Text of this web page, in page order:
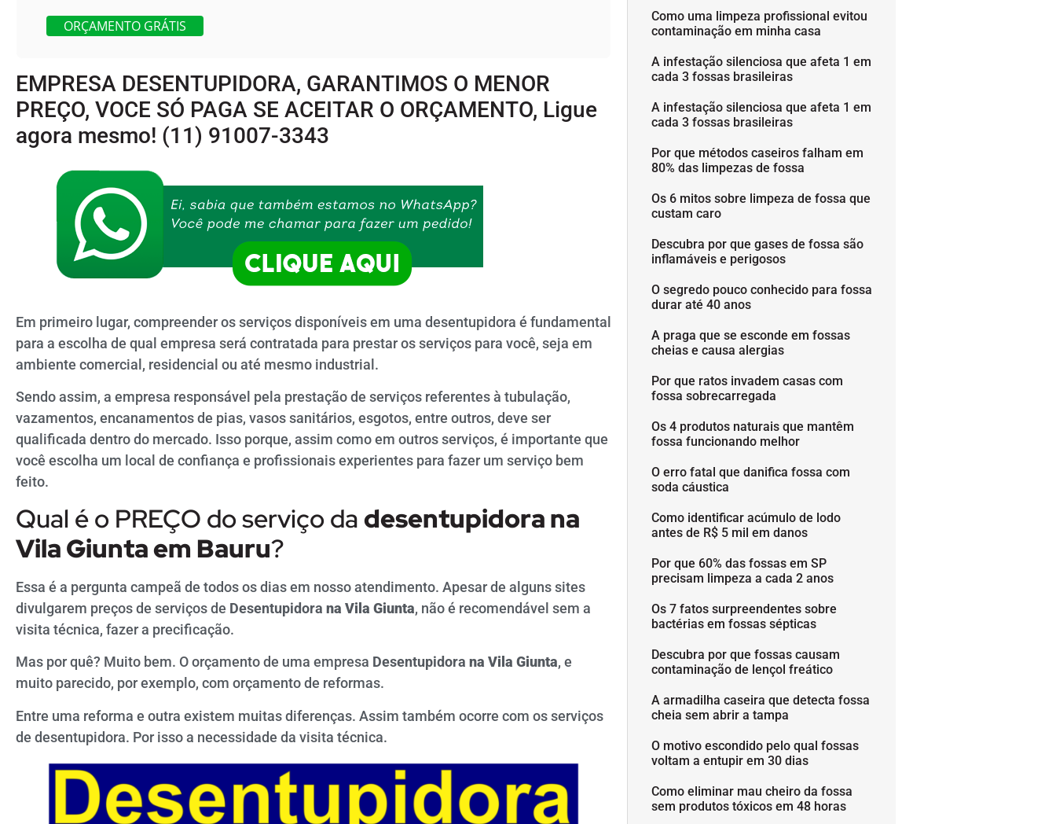
ORÇAMENTO GRÁTIS
EMPRESA DESENTUPIDORA, GARANTIMOS O MENOR
PREÇO, VOCE SÓ PAGA SE ACEITAR O ORÇAMENTO, Ligue
agora mesmo! (11) 91007-3343
Em primeiro lugar, compreender os serviços disponíveis em uma desentupidora é fundamental
para a escolha de qual empresa será contratada para prestar os serviços para você, seja em
ambiente comercial, residencial ou até mesmo industrial.
Sendo assim, a empresa responsável pela prestação de serviços referentes à tubulação,
vazamentos, encanamentos de pias, vasos sanitários, esgotos, entre outros, deve ser
qualificada dentro do mercado. Isso porque, assim como em outros serviços, é importante que
você escolha um local de confiança e profissionais experientes para fazer um serviço bem
feito.
Qual é o PREÇO do serviço dadesentupidora na
Vila Giunta em Bauru?
Essa é a pergunta campeã de todos os dias em nosso atendimento. Apesar de alguns sites
divulgarem preços de serviços de Desentupidora na Vila Giunta, não é recomendável sem a
visita técnica, fazer a precificação.
Mas por quê? Muito bem. O orçamento de uma empresa Desentupidora na Vila Giunta, e
muito parecido, por exemplo, com orçamento de reformas.
Entre uma reforma e outra existem muitas diferenças. Assim também ocorre com os serviços
de desentupidora. Por isso a necessidade da visita técnica.
Como uma limpeza profissional evitou
contaminação em minha casa
A infestação silenciosa que afeta 1 em
cada 3 fossas brasileiras
A infestação silenciosa que afeta 1 em
cada 3 fossas brasileiras
Por que métodos caseiros falham em
80% das limpezas de fossa
Os 6 mitos sobre limpeza de fossa que
custam caro
Descubra por que gases de fossa são
inflamáveis e perigosos
O segredo pouco conhecido para fossa
durar até 40 anos
A praga que se esconde em fossas
cheias e causa alergias
Por que ratos invadem casas com
fossa sobrecarregada
Os 4 produtos naturais que mantêm
fossa funcionando melhor
O erro fatal que danifica fossa com
soda cáustica
Como identificar acúmulo de lodo
antes de R$ 5 mil em danos
Por que 60% das fossas em SP
precisam limpeza a cada 2 anos
Os 7 fatos surpreendentes sobre
bactérias em fossas sépticas
Descubra por que fossas causam
contaminação de lençol freático
A armadilha caseira que detecta fossa
cheia sem abrir a tampa
O motivo escondido pelo qual fossas
voltam a entupir em 30 dias
Como eliminar mau cheiro da fossa
sem produtos tóxicos em 48 horas